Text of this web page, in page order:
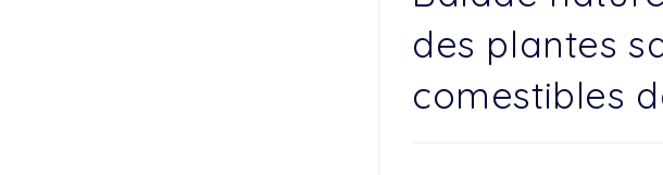
des plantes
comestibles